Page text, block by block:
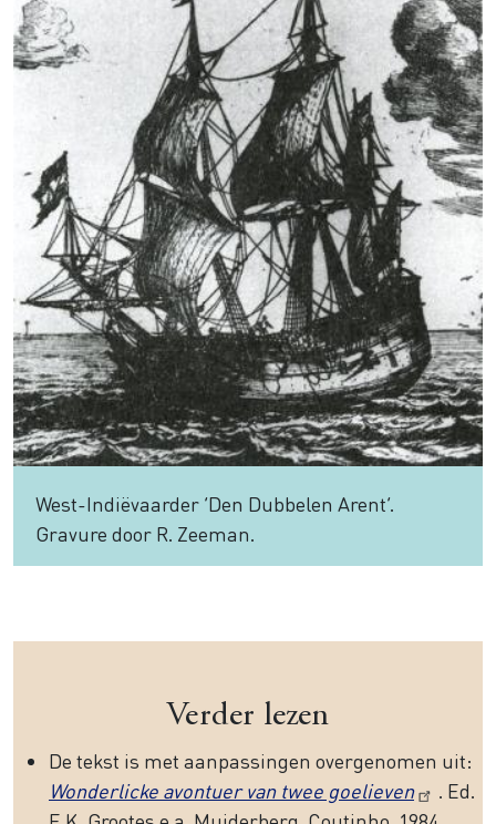
West-Indiëvaarder ‘Den Dubbelen Arent’.
Gravure door R. Zeeman.
Verder lezen
De tekst is met aanpassingen overgenomen uit:
Wonderlicke avontuer van twee goelieven
. Ed.